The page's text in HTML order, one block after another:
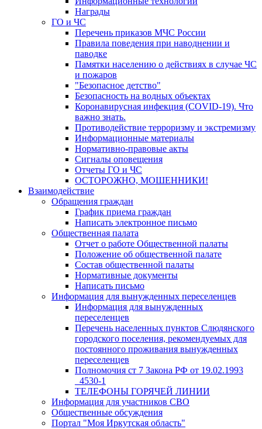
Награды
ГО и ЧС
Перечень приказов МЧС России
Правила поведения при наводнении и
паводке
Памятки населению о действиях в случае ЧС
и пожаров
"Безопасное детство"
Безопасность на водных объектах
Коронавирусная инфекция (COVID-19). Что
важно знать.
Противодействие терроризму и экстремизму
Информационные материалы
Нормативно-правовые акты
Сигналы оповещения
Отчеты ГО и ЧС
ОСТОРОЖНО, МОШЕННИКИ!
Взаимодействие
Обращения граждан
График приема граждан
Написать электронное письмо
Общественная палата
Отчет о работе Общественной палаты
Положение об общественной палате
Состав общественной палаты
Нормативные документы
Написать письмо
Информация для вынужденных переселенцев
Информация для вынужденных
переселенцев
Перечень населенных пунктов Слюдянского
городского поселения, рекомендуемых для
постоянного проживания вынужденных
переселенцев
Полномочия ст 7 Закона РФ от 19.02.1993
_4530-1
ТЕЛЕФОНЫ ГОРЯЧЕЙ ЛИНИИ
Информация для участников СВО
Общественные обсуждения
Портал "Моя Иркутская область"